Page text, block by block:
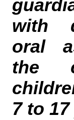
with
oral
the
7 to